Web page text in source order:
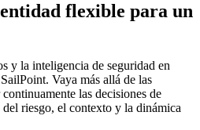
flexible para un
y la inteligencia de seguridad en
Vaya más allá de las
las decisiones de
riesgo, el contexto y la dinámica